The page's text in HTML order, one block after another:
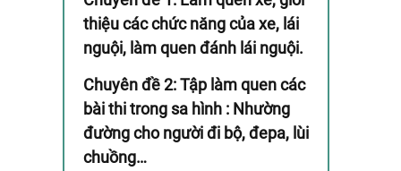
thiệu các chức năng của xe, lái
nguội, làm quen đánh lái nguội.
Chuyên đề 2: Tập làm quen các
bài thi trong sa hình : Nhường
đường cho người đi bộ, đepa, lùi
chuồng…